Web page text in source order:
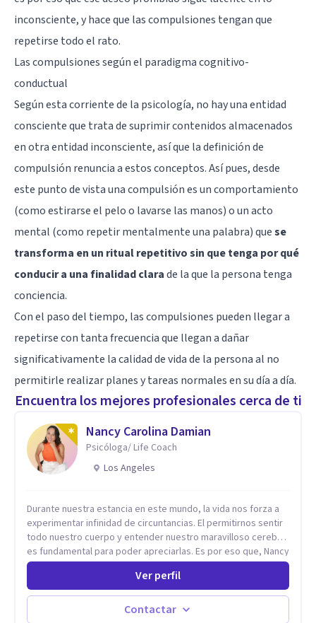
inconsciente, y hace que las compulsiones tengan que
repetirse todo el rato.
Las compulsiones según el paradigma cognitivo-
conductual
Según esta corriente de la psicología, no hay una entidad
consciente que trata de suprimir contenidos almacenados
en otra entidad inconsciente, así que la definición de
compulsión renuncia a estos conceptos. Así pues, desde
este punto de vista una compulsión es un comportamiento
(como estirarse el pelo o lavarse las manos) o un acto
mental (como repetir mentalmente una palabra) quese
transforma en un ritual repetitivo sin que tenga por qué
conducir a una finalidad clarade la que la persona tenga
conciencia.
Con el paso del tiempo, las compulsiones pueden llegar a
repetirse con tanta frecuencia que llegan a dañar
significativamente la calidad de vida de la persona al no
permitirle realizar planes y tareas normales en su día a día.
Encuentra los mejores profesionales cerca de ti
Nancy Carolina Damian
Psicóloga/ Life Coach
Los Angeles
Durante nuestra estancia en este mundo, la vida nos forza a
experimentar infinidad de circuntancias. El permitirnos sentir
todo nuestro cuerpo y entender nuestro maravilloso cerebro,
es fundamental para poder apreciarlas. Es por eso que, Nancy
Damian esta dispuesta a brindarte una mano amiga atravez de
herramientas fundamentales para crecer y fortalecer tu
mente, alma y SER. El cómo percibimos y manejamos
nuestros diarios sucesos es el detonator que nos lleva al
Ver perfil
Contactar